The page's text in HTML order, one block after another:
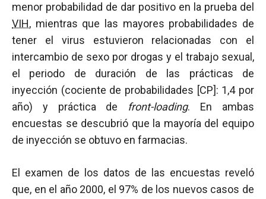
menor probabilidad de dar positivo en la prueba del
VIH, mientras que las mayores probabilidades de
tener el virus estuvieron relacionadas con el
intercambio de sexo por drogas y el trabajo sexual,
el periodo de duración de las prácticas de
inyección (cociente de probabilidades [CP]: 1,4 por
año) y práctica de front-loading. En ambas
encuestas se descubrió que la mayoría del equipo
de inyección se obtuvo en farmacias.
El examen de los datos de las encuestas reveló
que, en el año 2000, el 97% de los nuevos casos de